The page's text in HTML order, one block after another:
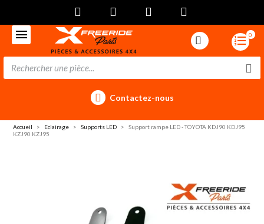
0
Contactez-nous
Accueil Eclairage Supports LED
Support rampe LED - TOYOTA KDJ90 KDJ95
KZJ90 KZJ95